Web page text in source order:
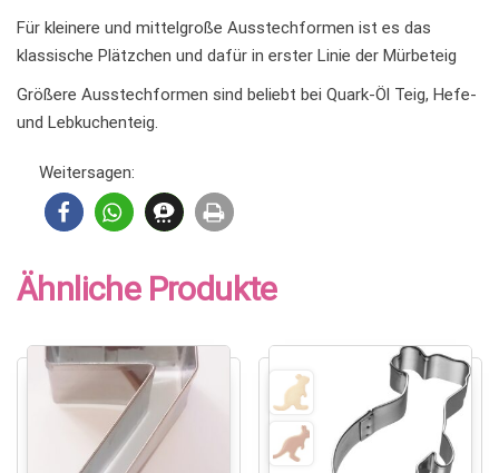
Für kleinere und mittelgroße Ausstechformen ist es das
klassische Plätzchen und dafür in erster Linie der Mürbeteig
Größere Ausstechformen sind beliebt bei Quark-Öl Teig, Hefe-
und Lebkuchenteig.
Weitersagen:
Ähnliche Produkte